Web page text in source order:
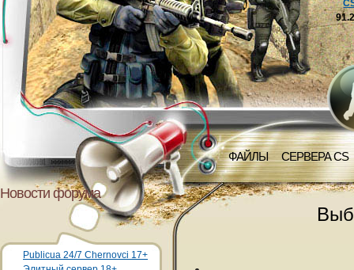
ФАЙЛЫ СЕРВЕРА CS
Новости форума
Publicua 24/7 Chernovci 17+